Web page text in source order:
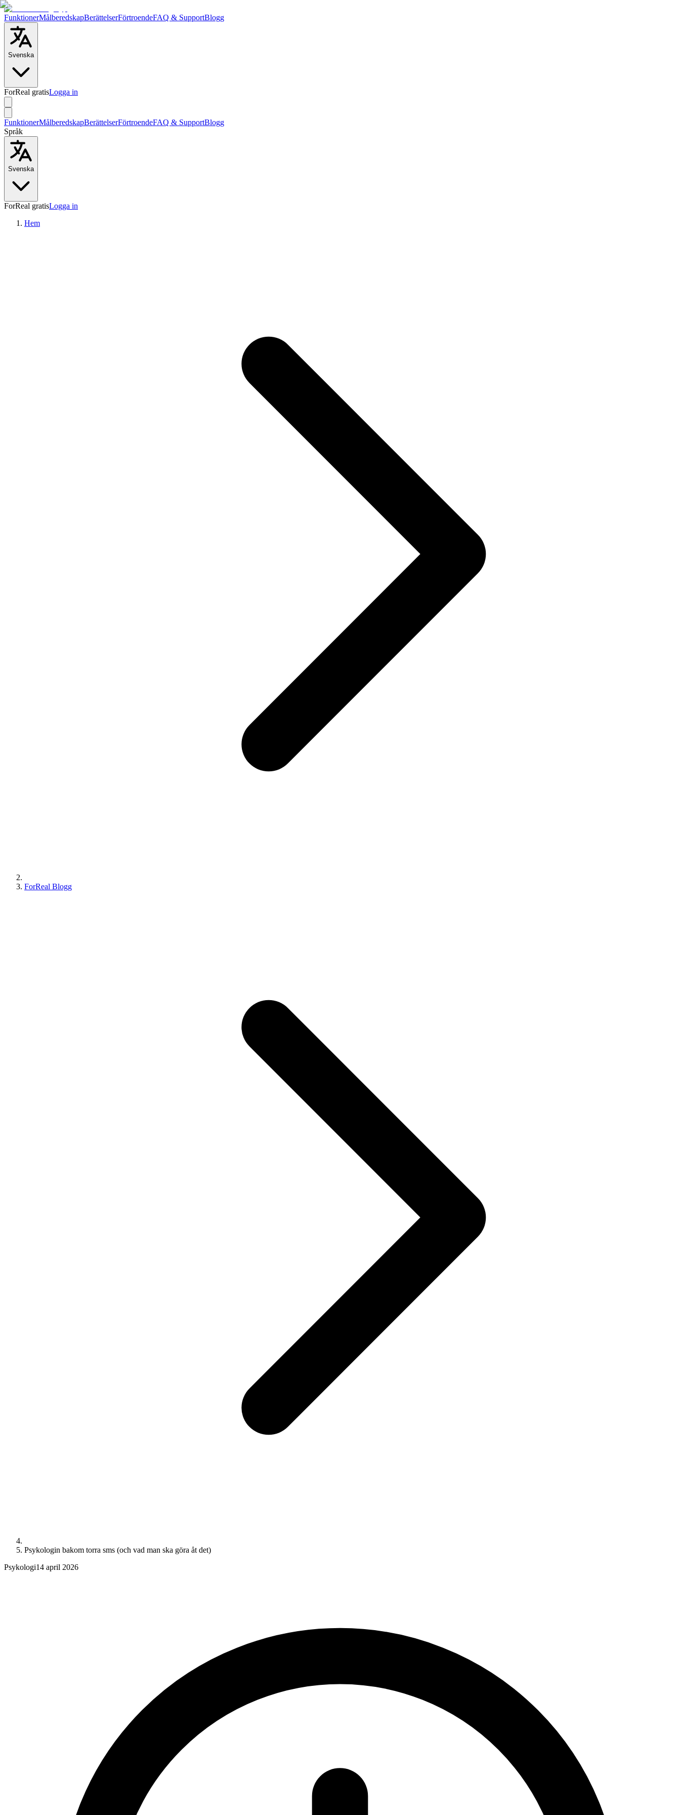
FunktionerMålberedskapBerättelserFörtroendeFAQ & SupportBlogg
Svenska
ForReal gratisLogga in
FunktionerMålberedskapBerättelserFörtroendeFAQ & SupportBlogg
Språk
Svenska
ForReal gratisLogga in
Hem
ForReal Blogg
Psykologin bakom torra sms (och vad man ska göra åt det)
Psykologi14 april 2026